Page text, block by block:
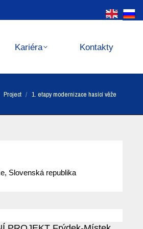
Kariéra Kontakty
here:
Project 1. etapy modernizace hasící věže
Slovenská republika